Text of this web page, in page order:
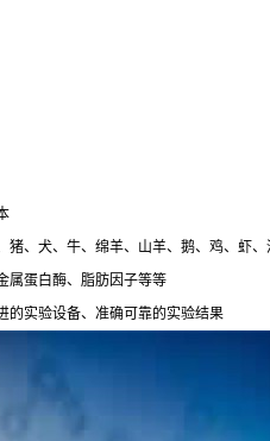
、犬、牛、绵羊、山羊、鹅、鸡、虾、
属蛋白酶、脂肪因子等等
的实验设备、准确可靠的实验结果